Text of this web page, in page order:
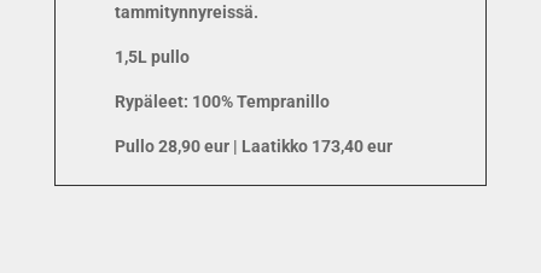
tammitynnyreissä.
1,5L pullo
Rypäleet: 100% Tempranillo
Pullo 28,90 eur | Laatikko 173,40 eur